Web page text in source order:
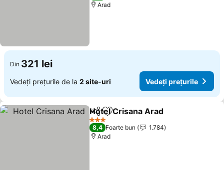
Arad
Din 321 lei
Vedeți prețurile de la 2 site-uri Vedeți prețurile
DistribuițiAdăugaţi la favorite
Hotel Crisana Arad
3 Stele
8,4 Foarte bun
1.784
Arad